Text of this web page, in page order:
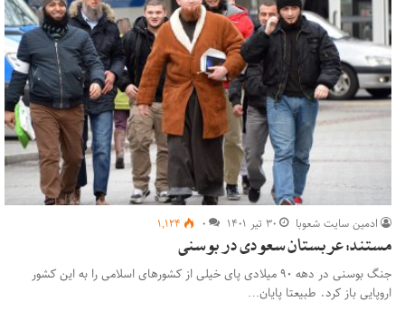
ادمین سایت شعوبا ۳۰ تیر ۱۴۰۱ ۰ ۱,۱۲۴
مستند: عربستان سعودی در بوسنی
جنگ بوسنی در دهه ۹۰ میلادی پای خیلی از کشورهای اسلامی را به این کشور
اروپایی باز کرد. طبیعتا پایان…